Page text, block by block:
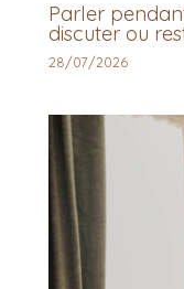
Parler
discuter ou
28/07/2026